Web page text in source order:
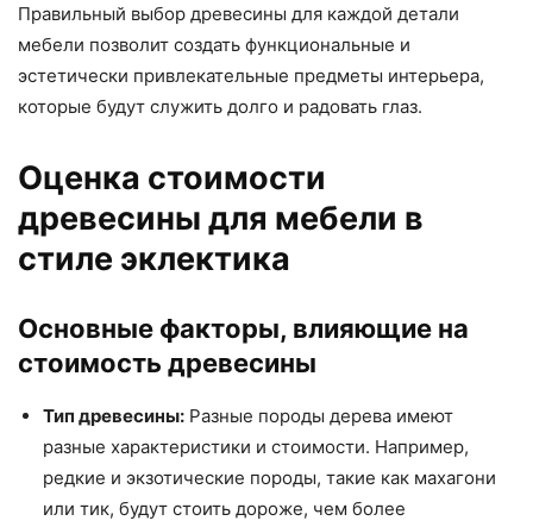
Правильный выбор древесины для каждой детали
мебели позволит создать функциональные и
эстетически привлекательные предметы интерьера,
которые будут служить долго и радовать глаз.
Оценка стоимости
древесины для мебели в
стиле эклектика
Основные факторы, влияющие на
стоимость древесины
Тип древесины: Разные породы дерева имеют
разные характеристики и стоимости. Например,
редкие и экзотические породы, такие как махагони
или тик, будут стоить дороже, чем более